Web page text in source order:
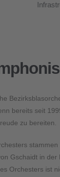
bereits seit
zu bereiten.
Gschaidt in
Orchesters ist